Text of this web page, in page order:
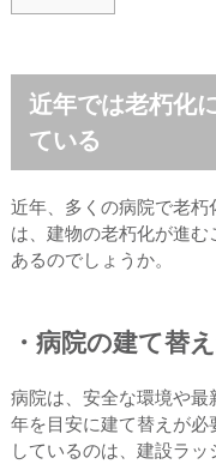
近年では老朽化
ている
近年、多くの病院で老
は、建物の老朽化が進
あるのでしょうか。
・病院の建て替
病院は、安全な環境や最
年を目安に建て替えが
しているのは、建設ラ